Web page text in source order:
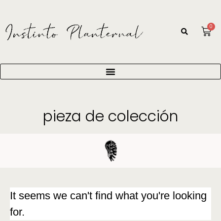
0
pieza de colección
It seems we can't find what you're looking
for.